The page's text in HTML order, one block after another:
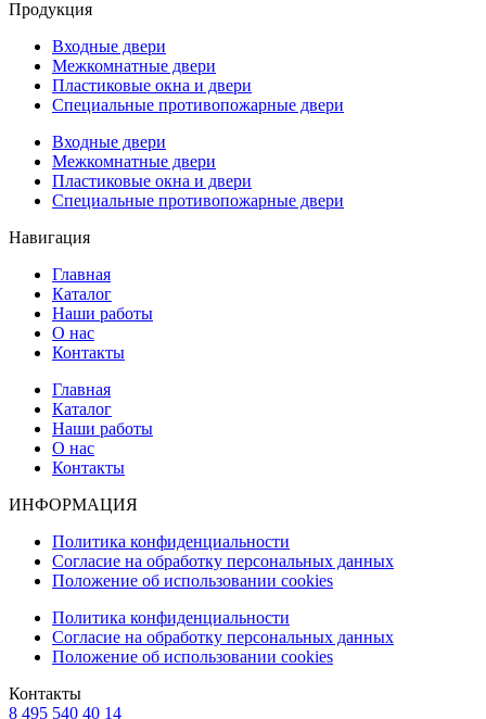
Продукция
Входные двери
Межкомнатные двери
Пластиковые окна и двери
Специальные противопожарные двери
Входные двери
Межкомнатные двери
Пластиковые окна и двери
Специальные противопожарные двери
Навигация
Главная
Каталог
Наши работы
О нас
Контакты
Главная
Каталог
Наши работы
О нас
Контакты
ИНФОРМАЦИЯ
Политика конфиденциальности
Согласие на обработку персональных данных
Положение об использовании cookies
Политика конфиденциальности
Согласие на обработку персональных данных
Положение об использовании cookies
Контакты
8 495 540 40 14